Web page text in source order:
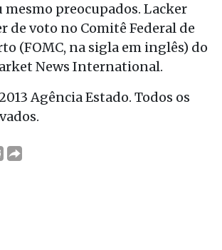
mesmo preocupados. Lacker
de voto no Comitê Federal de
(FOMC, na sigla em inglês) do
News International.
Agência Estado. Todos os